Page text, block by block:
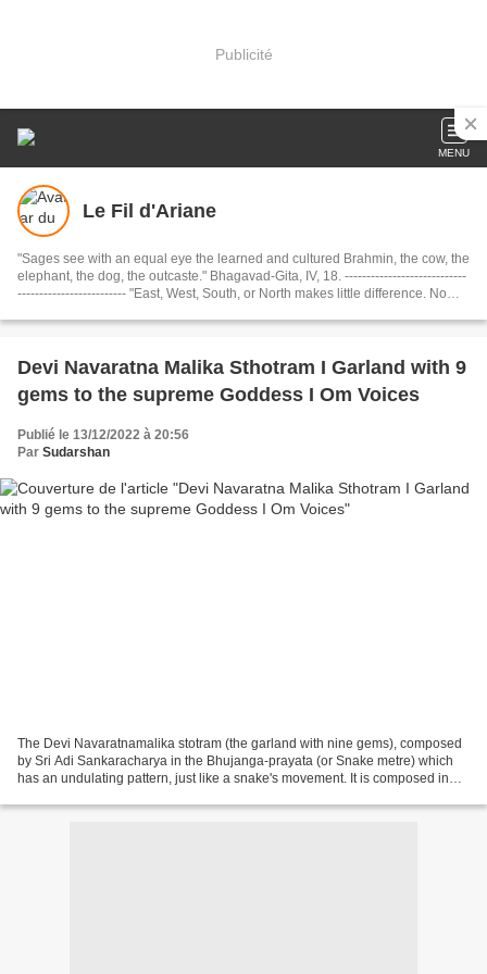
Publicité
MENU
Le Fil d'Ariane
"Sages see with an equal eye the learned and cultured Brahmin, the cow, the
elephant, the dog, the outcaste." Bhagavad-Gita, IV, 18. ----------------------------
------------------------- "East, West, South, or North makes little difference. No
within. If you travel within, you’ll travel the whole wide world and beyond." .
Rakshitah ( धर्मो रक्षति रक्षितः): "The Dharma protects those who protect it."
Devi Navaratna Malika Sthotram I Garland with 9
gems to the supreme Goddess I Om Voices
Publié le 13/12/2022 à 20:56
Par Sudarshan
The Devi Navaratnamalika stotram (the garland with nine gems), composed
by Sri Adi Sankaracharya in the Bhujanga-prayata (or Snake metre) which
has an undulating pattern, just like a snake's movement. It is composed in